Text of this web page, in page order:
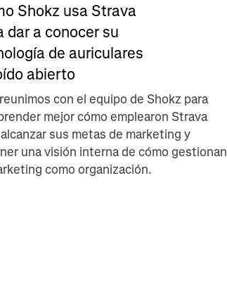
Shokz usa Strava
dar a conocer su
de auriculares
abierto
con el equipo de Shokz para
mejor cómo emplearon Strava
sus metas de marketing y
una visión interna de cómo gestionan
como organización.